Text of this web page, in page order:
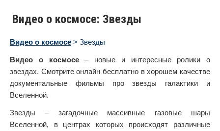
Видео о космосе: Звезды
Видео о космосе > Звезды
Видео о космосе– новые и интересные ролики о
звездах. Смотрите онлайн бесплатно в хорошем качестве
документальные фильмы про звезды галактики и
Вселенной.
Звезды – загадочные массивные газовые шары
Вселенной, в центрах которых происходят различные